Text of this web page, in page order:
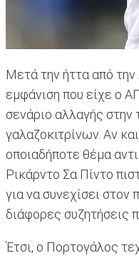
Μετά την ήττα από
εμφάνιση που είχε ο
σενάριο αλλαγής στην
γαλαζοκιτρίνων. Αν
οποιαδήποτε θέμα
Ρικάρντο Σα Πίντο
για να συνεχίσει στον
διάφορες συζητήσεις
Έτσι, ο Πορτογάλος